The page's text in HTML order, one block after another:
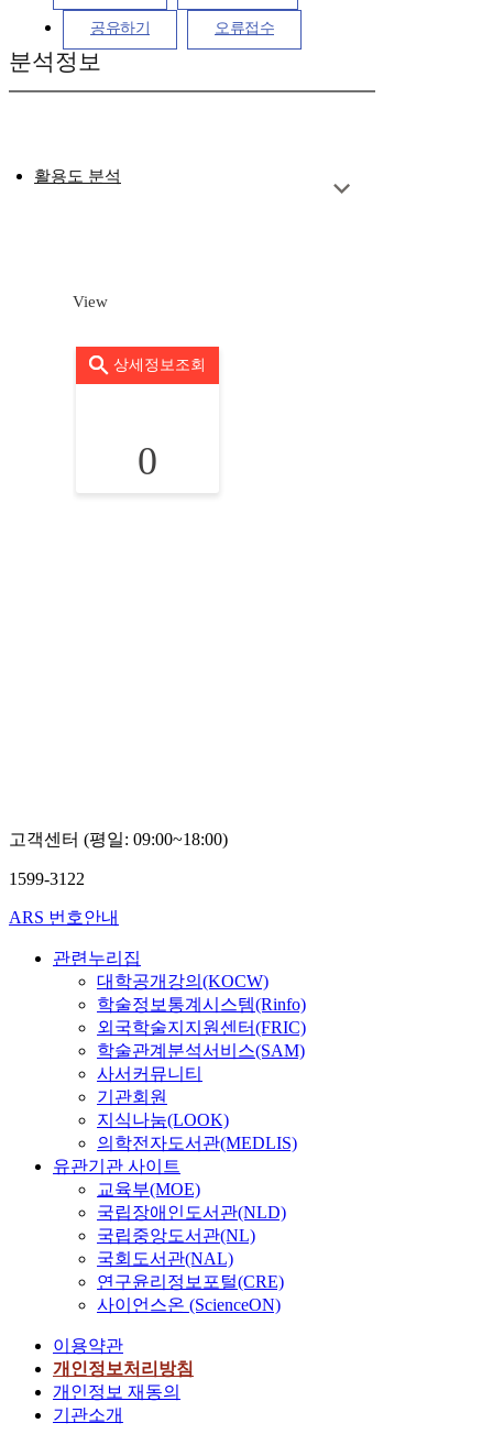
공유하기 오류접수
분석정보
활용도 분석
View
상세정보조회
0
고객센터 (평일: 09:00~18:00)
1599-3122
ARS 번호안내
관련누리집
대학공개강의(KOCW)
학술정보통계시스템(Rinfo)
외국학술지지원센터(FRIC)
학술관계분석서비스(SAM)
사서커뮤니티
기관회원
지식나눔(LOOK)
의학전자도서관(MEDLIS)
유관기관 사이트
교육부(MOE)
국립장애인도서관(NLD)
국립중앙도서관(NL)
국회도서관(NAL)
연구윤리정보포털(CRE)
사이언스온 (ScienceON)
이용약관
개인정보처리방침
개인정보 재동의
기관소개